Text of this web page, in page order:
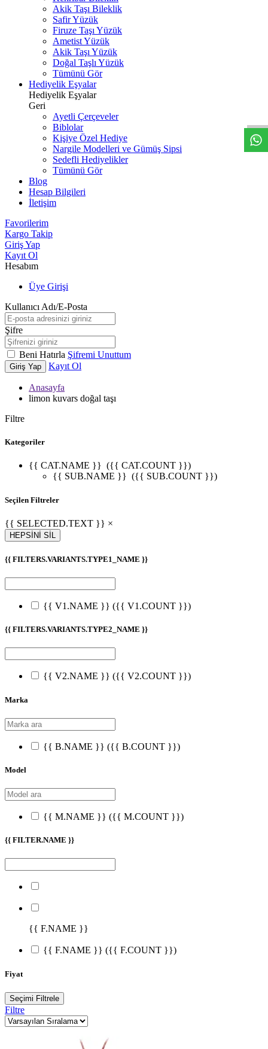
Akik Taşı Bileklik
Safir Yüzük
Firuze Taşı Yüzük
Ametist Yüzük
Akik Taşı Yüzük
Doğal Taşlı Yüzük
Tümünü Gör
Hediyelik Eşyalar
Hediyelik Eşyalar
Geri
Ayetli Çerçeveler
Biblolar
Kişiye Özel Hediye
Nargile Modelleri ve Gümüş Sipsi
Sedefli Hediyelikler
Tümünü Gör
Blog
Hesap Bilgileri
İletişim
Favorilerim
Kargo Takip
Giriş Yap
Kayıt Ol
Hesabım
Üye Girişi
Kullanıcı Adı/E-Posta
Şifre
Beni Hatırla Şifremi Unuttum
Giriş Yap Kayıt Ol
Anasayfa
limon kuvars doğal taşı
Filtre
Kategoriler
{{ CAT.NAME }} ({{ CAT.COUNT }})
{{ SUB.NAME }} ({{ SUB.COUNT }})
Seçilen Filtreler
{{ SELECTED.TEXT }} ×
HEPSİNİ SİL
{{ FILTERS.VARIANTS.TYPE1_NAME }}
{{ V1.NAME }} ({{ V1.COUNT }})
{{ FILTERS.VARIANTS.TYPE2_NAME }}
{{ V2.NAME }} ({{ V2.COUNT }})
Marka
{{ B.NAME }} ({{ B.COUNT }})
Model
{{ M.NAME }} ({{ M.COUNT }})
{{ FILTER.NAME }}
{{ F.NAME }}
{{ F.NAME }} ({{ F.COUNT }})
Fiyat
Seçimi Filtrele
Filtre